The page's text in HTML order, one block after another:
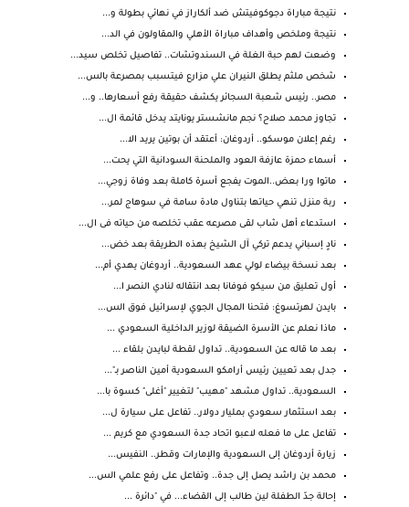
نتيجة مباراة دجوكوفيتش ضد ألكاراز في نهائي بطولة و...
نتيجة وملخص وأهداف مباراة الأهلي والمقاولون في الد...
وضعت لهم حبة الغلة في السندوتشات.. تفاصيل تخلص سيد...
شخص ملثم يطلق النيران علي مزارع فيتسبب بمصرعة بالس...
مصر.. رئيس شعبة السجائر يكشف حقيقة رفع أسعارها.. و...
تجاوز محمد صلاح؟ نجم مانشستر يونايتد يدخل قائمة ال...
رغم إعلان موسكو.. أردوغان: أعتقد أن بوتين يريد الا...
أسماء حمزة عازفة العود والملحنة السودانية التي يحت...
ماتوا ورا بعض..الموت يفجع أسرة كاملة بعد وفاة زوجي...
ربة منزل تنهي حياتها بتناول مادة سامة في سوهاج لمر...
استدعاء أهل شاب لقى مصرعه عقب تخلصه من حياته فى ال...
نادٍ إسباني يدعم تركي آل الشيخ بهذه الطريقة بعد خض...
بعد نسخة بيضاء لولي عهد السعودية.. أردوغان يهدي أم...
أول تعليق من سيكو فوفانا بعد انتقاله لنادي النصر ا...
بايدن لهرتسوغ: فتحنا المجال الجوي لإسرائيل فوق الس...
ماذا نعلم عن الأسرة الضيقة لوزير الداخلية السعودي ...
بعد ما قاله عن السعودية.. تداول لقطة لبايدن بلقاء ...
جدل بعد تعيين رئيس أرامكو السعودية أمين الناصر بـ"...
السعودية.. تداول مشهد "مهيب" لتغيير "أغلى" كسوة با...
بعد استثمار سعودي بمليار دولار.. تفاعل على سيارة ل...
تفاعل على ما فعله لاعبو اتحاد جدة السعودي مع كريم ...
زيارة أردوغان إلى السعودية والإمارات وقطر.. النفيس...
محمد بن راشد يصل إلى جدة.. وتفاعل على رفع علمي الس...
إحالة جدّ الطفلة لين طالب إلى القضاء... في "دائرة ...